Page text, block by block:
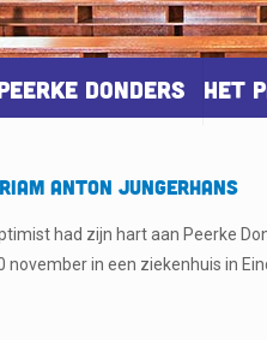
Donders Het
Anton Jungerhans
had zijn hart aan Peerke
november in een ziekenhuis in